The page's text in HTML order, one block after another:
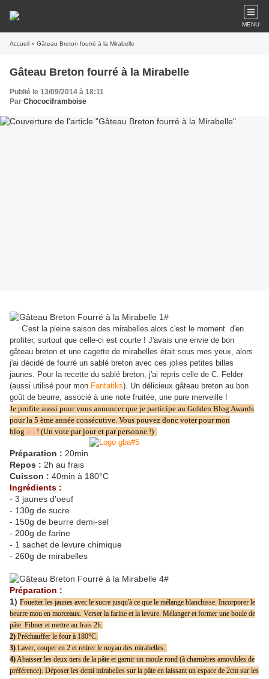
MENU
Accueil » Gâteau Breton fourré à la Mirabelle
Gâteau Breton fourré à la Mirabelle
Publié le 13/09/2014 à 18:11
Par Chocociframboise
C'est la pleine saison des mirabelles alors c'est le moment d'en
profiter, surtout que celle-ci est courte ! J'avais une envie de bon
gâteau breton et une cagette de mirabelles était sous mes yeux, alors
j'ai décidé de fourré un sablé breton avec ces jolies petites billes
jaunes. Pour la recette du sablé breton, j'ai repris celle de C. Felder
(aussi utilisé pour mon Fantatiks). Un délicieux gâteau breton au bon
goût de beurre, associé à une note fruitée, une pure merveille !
Je profite aussi pour vous annoncer que je participe au Golden Blog Awards
pour la 5 ème année consécutive. Vous pouvez donc voter pour mon
blog ici ! (Un vote par jour et par personne !)
Préparation : 20min
Repos : 2h au frais
Cuisson : 40min à 180°C
Ingrédients :
- 3 jaunes d'oeuf
- 130g de sucre
- 150g de beurre demi-sel
- 200g de farine
- 1 sachet de levure chimique
- 260g de mirabelles
Préparation :
1) Fouetter les jaunes avec le sucre jusqu'à ce que le mélange blanchisse. Incorporer le
beurre mou en morceaux. Verser la farine et la levure. Mélanger et former une boule de
pâte. Filmer et mettre au frais 2h.
2) Préchauffer le four à 180°C.
3) Laver, couper en 2 et retirer le noyau des mirabelles.
4)Abaisser les deux tiers de la pâte et garnir un moule rond (à charnières amovibles de
préférence). Déposer les demi mirabelles sur la pâte en laissant un espace de 2cm sur les